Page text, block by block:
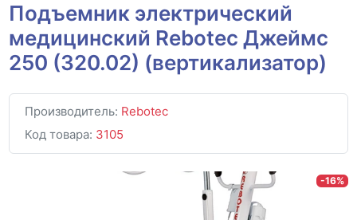
Подъемник электрический
медицинский Rebotec Джеймс
250 (320.02) (вертикализатор)
Производитель: Rebotec
Код товара: 3105
-16%